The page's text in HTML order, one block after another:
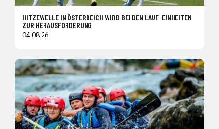
HITZEWELLE IN ÖSTERREICH WIRD BEI DEN LAUF-EINHEITEN
ZUR HERAUSFORDERUNG
04.08.26